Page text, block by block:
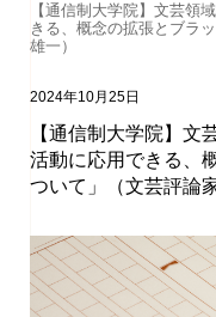
【通信制大学院】文芸領
きる、概念の拡張とブラ
雄一）
2024年10月25日
【通信制大学院】文
活動に応用できる、
ついて」（文芸評論